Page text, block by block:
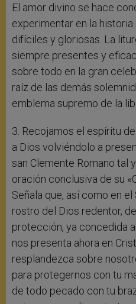
El amor divino se hace
experimentar en la
difíciles y gloriosas. La
siempre presentes y
sobre todo en la gran
raíz de las demás
emblema supremo de la
3. Recojamos el espíritu
a Dios volviéndolo a
san Clemente Romano tal
oración conclusiva de su
Señala que, así como en
rostro del Dios redentor,
protección, ya concedida
nos presenta ahora en
resplandezca sobre
para protegernos con tu
de todo pecado con tu